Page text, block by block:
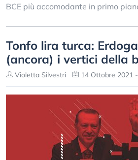
BCE più accomodante in primo
Tonfo lira turca:
(ancora) i vertici della
Violetta Silvestri 14 Ottobre 2021